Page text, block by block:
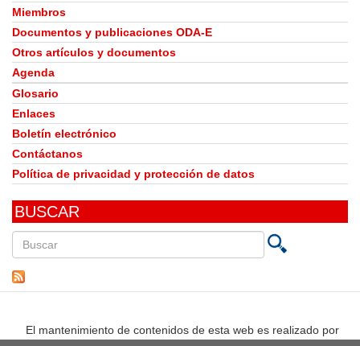
Miembros
Documentos y publicaciones ODA-E
Otros artículos y documentos
Agenda
Glosario
Enlaces
Boletín electrónico
Contáctanos
Política de privacidad y protección de datos
BUSCAR
en
El mantenimiento de contenidos de esta web es realizado por